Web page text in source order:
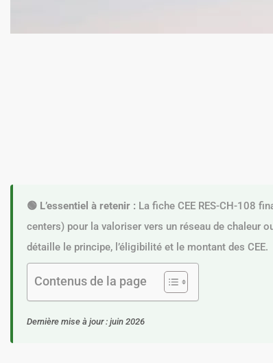
🟢 L’essentiel à retenir : La fiche CEE RES-CH-108
centers) pour la valoriser vers un réseau de chaleur
détaille le principe, l’éligibilité et le montant des CEE.
Contenus de la page
Dernière mise à jour : juin 2026